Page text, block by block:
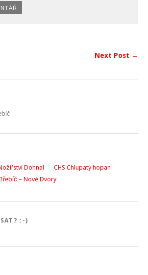
Next Post →
Dohnal
CHS Chlupatý hopan
– Nové Dvory
:-)